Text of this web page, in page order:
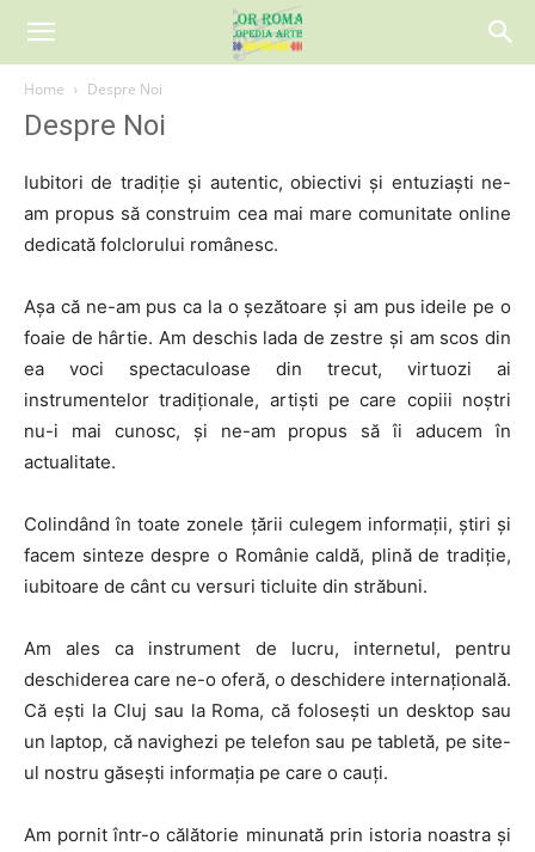
Home Despre Noi
Despre Noi
Iubitori de tradiție și autentic, obiectivi și entuziaști ne-
am propus să construim cea mai mare comunitate online
dedicată folclorului românesc.
Așa că ne-am pus ca la o șezătoare și am pus ideile pe o
foaie de hârtie. Am deschis lada de zestre și am scos din
ea voci spectaculoase din trecut, virtuozi ai
instrumentelor tradiționale, artiști pe care copiii noștri
nu-i mai cunosc, și ne-am propus să îi aducem în
actualitate.
Colindând în toate zonele țării culegem informații, știri și
facem sinteze despre o Românie caldă, plină de tradiție,
iubitoare de cânt cu versuri ticluite din străbuni.
Am ales ca instrument de lucru, internetul, pentru
deschiderea care ne-o oferă, o deschidere internațională.
Că ești la Cluj sau la Roma, că folosești un desktop sau
un laptop, că navighezi pe telefon sau pe tabletă, pe site-
ul nostru găsești informația pe care o cauți.
Am pornit într-o călătorie minunată prin istoria noastra și